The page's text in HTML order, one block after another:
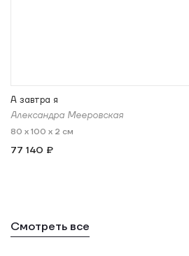
А завтра я
Александра Мееровская
80 x 100 x 2 см
77 140 ₽
Смотреть все